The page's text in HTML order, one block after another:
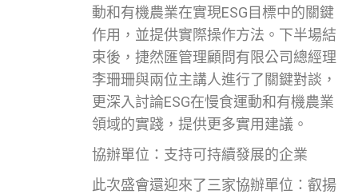
動和有機農業在實現ESG目標中的關鍵
作用，並提供實際操作方法。下半場結
束後，捷然匯管理顧問有限公司總經理
李珊珊與兩位主講人進行了關鍵對談，
更深入討論ESG在慢食運動和有機農業
領域的實踐，提供更多實用建議。
協辦單位：支持可持續發展的企業
此次盛會還迎來了三家協辦單位：叡揚